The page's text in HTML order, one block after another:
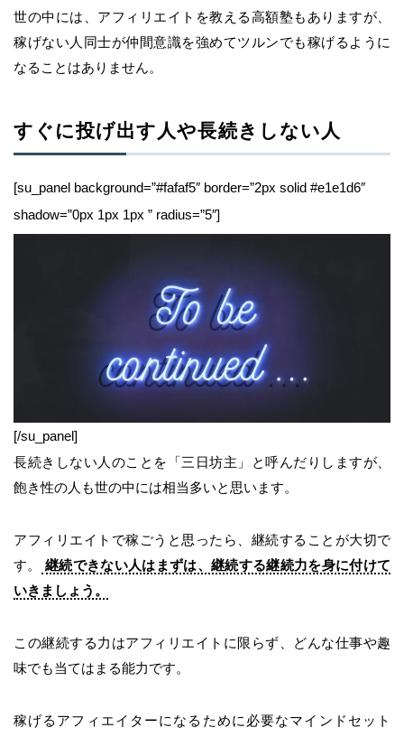
世の中には、アフィリエイトを教える高額塾もありますが、
稼げない人同士が仲間意識を強めてツルンでも稼げるように
なることはありません。
すぐに投げ出す人や長続きしない人
[su_panel background=”#fafaf5″ border=”2px solid #e1e1d6″
shadow=”0px 1px 1px ” radius=”5″]
[/su_panel]
長続きしない人のことを「三日坊主」と呼んだりしますが、
飽き性の人も世の中には相当多いと思います。
アフィリエイトで稼ごうと思ったら、継続することが大切で
す。
継続できない人はまずは、継続する継続力を身に付けて
いきましょう。
この継続する力はアフィリエイトに限らず、どんな仕事や趣
味でも当てはまる能力です。
稼げるアフィエイターになるために必要なマインドセット